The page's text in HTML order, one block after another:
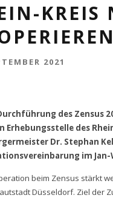
KREIS
2021
des Zensus
Erhebungsstelle des
Dr. Stephan
im
beim Zensus stärkt
Düsseldorf. Ziel der